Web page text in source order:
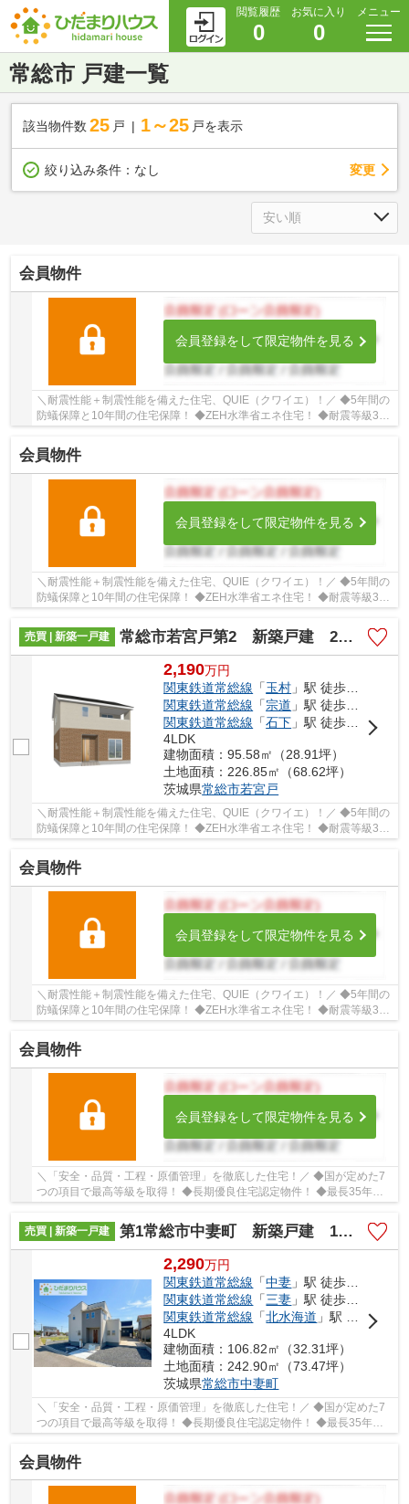
閲覧履歴
0
お気に入り
0
メニュー
常総市 戸建一覧
該当物件数 25 戸 1～25 戸を表示
絞り込み条件： なし 変更
会員物件
会員登録をして限定物件を見る
＼耐震性能＋制震性能を備えた住宅、QUIE（クワイエ）！／ ◆5年間の
防蟻保障と10年間の住宅保障！ ◆ZEH水準省エネ住宅！ ◆耐震等級3を
会員物件
会員登録をして限定物件を見る
＼耐震性能＋制震性能を備えた住宅、QUIE（クワイエ）！／ ◆5年間の
防蟻保障と10年間の住宅保障！ ◆ZEH水準省エネ住宅！ ◆耐震等級3を
売買 | 新築一戸建
常総市若宮戸第2 新築戸建 2号棟
2,190万円
関東鉄道常総線 「玉村 」駅 徒歩17分
関東鉄道常総線 「宗道 」駅 徒歩31分
関東鉄道常総線 「石下 」駅 徒歩43分
4LDK
建物面積：95.58㎡（28.91坪）
土地面積：226.85㎡（68.62坪）
茨城県常総市若宮戸
＼耐震性能＋制震性能を備えた住宅、QUIE（クワイエ）！／ ◆5年間の
防蟻保障と10年間の住宅保障！ ◆ZEH水準省エネ住宅！ ◆耐震等級3を
会員物件
会員登録をして限定物件を見る
＼耐震性能＋制震性能を備えた住宅、QUIE（クワイエ）！／ ◆5年間の
防蟻保障と10年間の住宅保障！ ◆ZEH水準省エネ住宅！ ◆耐震等級3を
クリアした耐震、制震性能が特徴の「クレイドル...
会員物件
会員登録をして限定物件を見る
＼「安全・品質・工程・原価管理」を徹底した住宅！／ ◆国が定めた7
つの項目で最高等級を取得！ ◆長期優良住宅認定物件！ ◆最長35年住
宅保証システム！ ■ひだまりハウスは、お客様一...
売買 | 新築一戸建
第1常総市中妻町 新築戸建 1号棟
2,290万円
関東鉄道常総線 「中妻 」駅 徒歩14分
関東鉄道常総線 「三妻 」駅 徒歩33分
関東鉄道常総線 「北水海道 」駅 徒歩36分
4LDK
建物面積：106.82㎡（32.31坪）
土地面積：242.90㎡（73.47坪）
茨城県常総市中妻町
＼「安全・品質・工程・原価管理」を徹底した住宅！／ ◆国が定めた7
つの項目で最高等級を取得！ ◆長期優良住宅認定物件！ ◆最長35年住
宅保証システム！ ■ひだまりハウスは、お客様一...
会員物件